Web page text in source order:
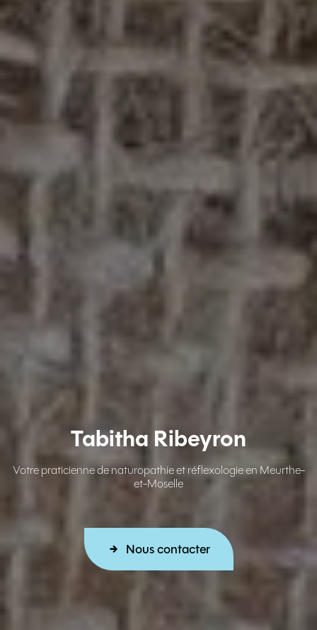
Tabitha Ribeyron
Votre praticienne de naturopathie et réflexologie en Meurthe-
et-Moselle
Nous contacter